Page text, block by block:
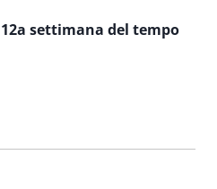
settimana del tempo